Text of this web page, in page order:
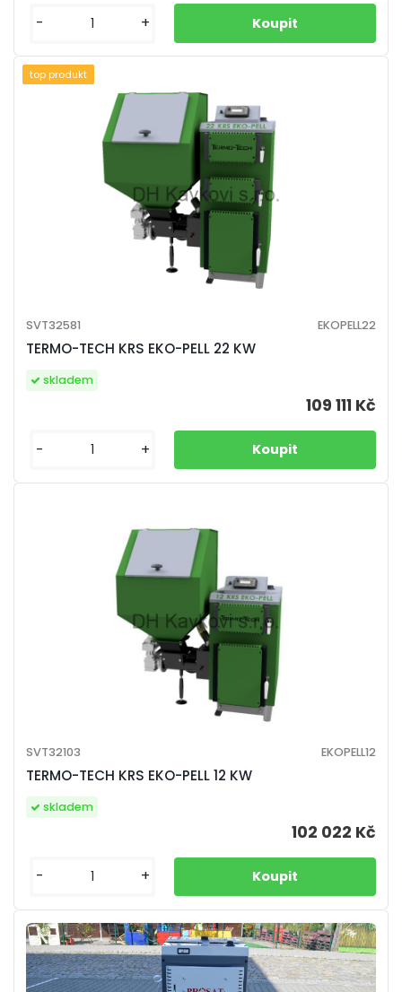
- +
TERMO-TECH KRS EKO-PELL 22 KW
SVT32581 EKOPELL22
109 111 Kč
skladem
- +
top produkt
TERMO-TECH KRS EKO-PELL 12 KW
SVT32103 EKOPELL12
102 022 Kč
skladem
- +